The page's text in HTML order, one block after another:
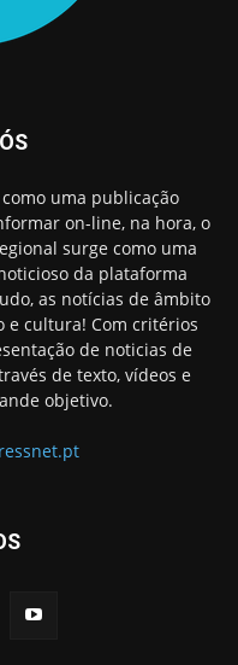
uma publicação
on-line, na hora, o
surge como uma
da plataforma
as notícias de âmbito
e cultura! Com critérios
de noticias de
de texto, vídeos e
objetivo.